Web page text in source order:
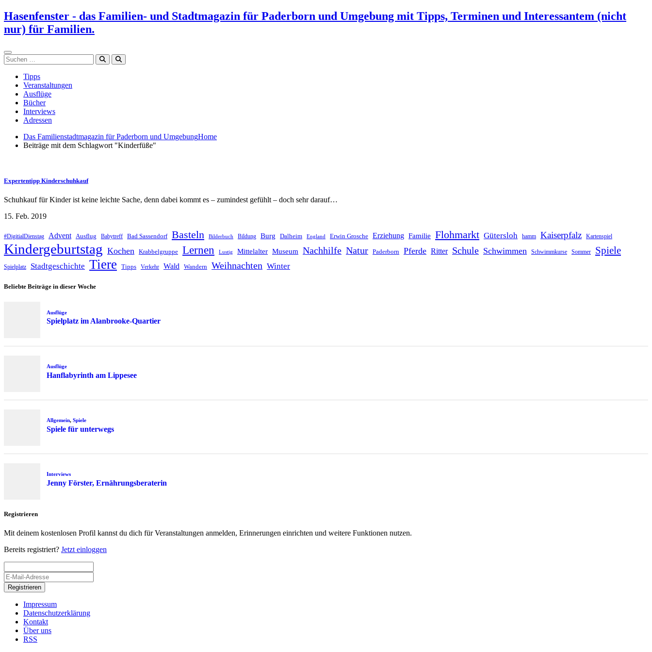
Zum
Inhalt
springen
Hasenfenster - das Familien- und Stadtmagazin für Paderborn und Umgebung mit Tipps, Terminen und Interessantem (nicht
nur) für Familien.
Suchen
Tipps
Veranstaltungen
Ausflüge
Bücher
Interviews
Adressen
Das Familienstadtmagazin für Paderborn und UmgebungHome
Beiträge mit dem Schlagwort "Kinderfüße"
Expertentipp Kinderschuhkauf
Schuhkauf für Kinder ist keine leichte Sache, denn dabei kommt es – zumindest gefühlt – doch sehr darauf…
15. Feb. 2019
#DigitialDienstag Advent Ausflug Babytreff Bad Sassendorf Basteln Bilderbuch Bildung Burg Dalheim England Erwin Grosche Erziehung Familie Flohmarkt Gütersloh hamm Kaiserpfalz Kartenspiel
Kindergeburtstag Kochen Krabbelgruppe Lernen Lustig Mittelalter Museum Nachhilfe Natur Paderborn Pferde Ritter Schule Schwimmen Schwimmkurse Sommer Spiele
Spielplatz Stadtgeschichte Tiere Tipps Verkehr Wald Wandern Weihnachten Winter
Beliebte Beiträge in dieser Woche
Ausflüge
Spielplatz im Alanbrooke-Quartier
Ausflüge
Hanflabyrinth am Lippesee
Allgemein, Spiele
Spiele für unterwegs
Interviews
Jenny Förster, Ernährungsberaterin
Registrieren
Mit deinem kostenlosen Profil kannst du dich für Veranstaltungen anmelden, Erinnerungen einrichten und weitere Funktionen nutzen.
Bereits registriert? Jetzt einloggen
Registrieren
Impressum
Datenschutzerklärung
Kontakt
Über uns
RSS